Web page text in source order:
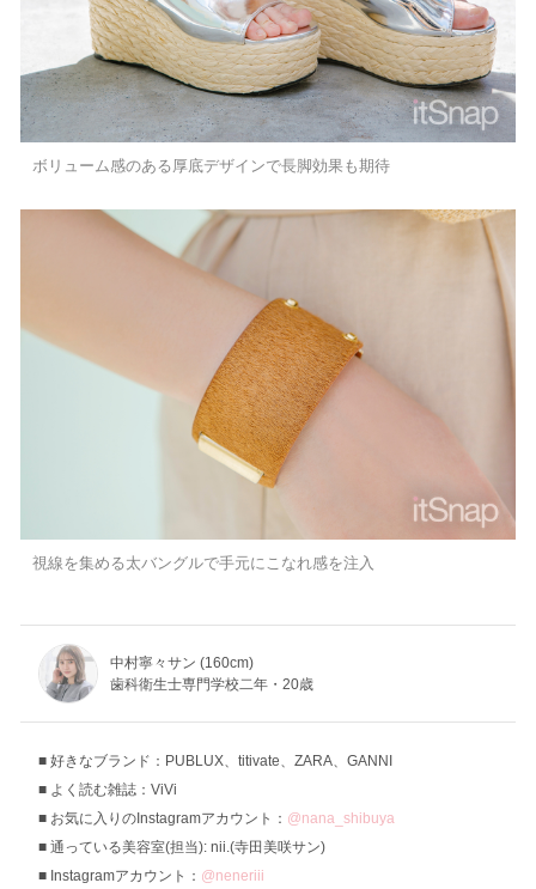
ボリューム感のある厚底デザインで長脚効果も期待
視線を集める太バングルで手元にこなれ感を注入
中村寧々サン (160cm)
歯科衛生士専門学校二年・20歳
好きなブランド：PUBLUX、titivate、ZARA、GANNI
よく読む雑誌：ViVi
お気に入りのInstagramアカウント： @nana_shibuya
通っている美容室(担当): nii.(寺田美咲サン)
Instagramアカウント： @neneriii